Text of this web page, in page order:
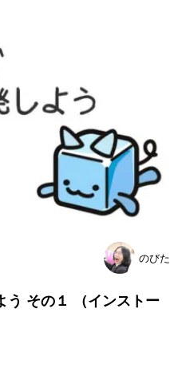
のびた
その１ （インストー